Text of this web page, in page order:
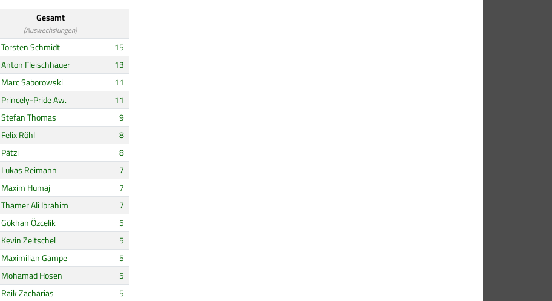
Gesamt
(Auswechslungen)
Torsten Schmidt
15
Anton Fleischhauer
13
Marc Saborowski
11
Princely-Pride Aw.
11
Stefan Thomas
9
Felix Röhl
8
Pätzi
8
Lukas Reimann
7
Maxim Humaj
7
Thamer Ali Ibrahim
7
Gökhan Özcelik
5
Kevin Zeitschel
5
Maximilian Gampe
5
Mohamad Hosen
5
Raik Zacharias
5